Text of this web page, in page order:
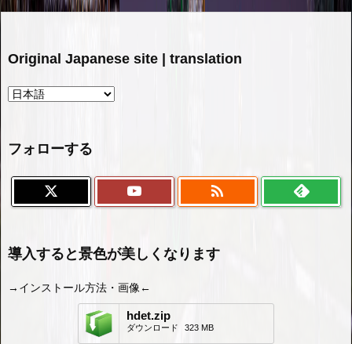
Original Japanese site | translation
フォローする

導入すると景色が美しくなります
→インストール方法・画像←
hdet.zip
ダウンロード 323 MB